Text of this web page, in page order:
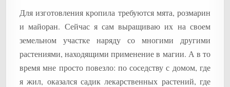
Для изготовления кропила требуются мята, розмарин
и майоран. Сейчас я сам выращиваю их на своем
земельном участке наряду со многими другими
растениями, находящими применение в магии. А в то
время мне просто повезло: по соседству с домом, где
я жил, оказался садик лекарственных растений, где